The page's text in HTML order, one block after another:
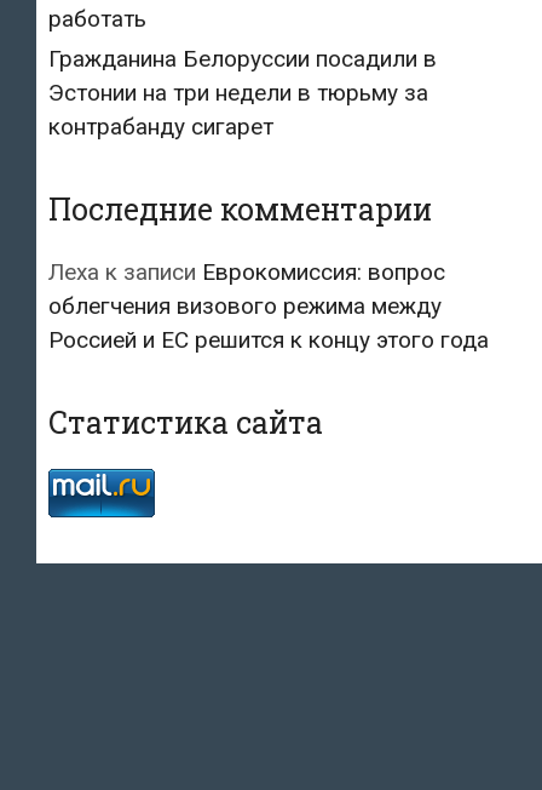
работать
Гражданина Белоруссии посадили в
Эстонии на три недели в тюрьму за
контрабанду сигарет
Последние комментарии
Леха к записи Еврокомиссия: вопрос
облегчения визового режима между
Россией и ЕС решится к концу этого года
Статистика сайта